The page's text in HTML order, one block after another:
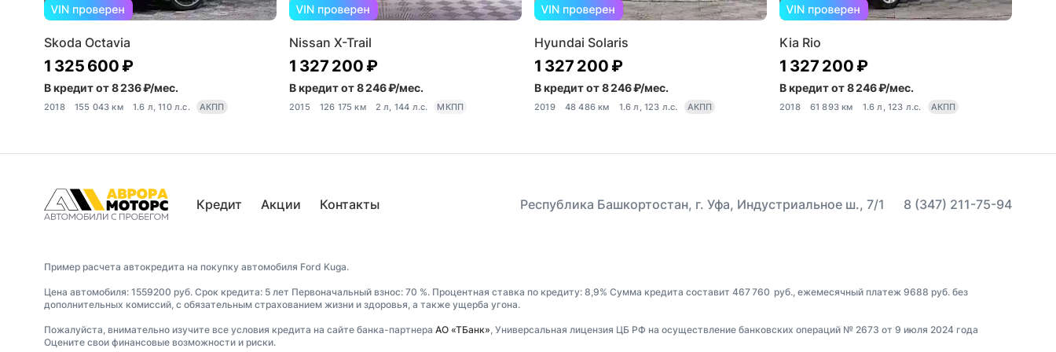
Skoda Octavia
1 325 600 ₽
В кредит от 8 236 ₽/мес.
2018 155 043 км 1.6 л, 110 л.с. АКПП
Nissan X-Trail
1 327 200 ₽
В кредит от 8 246 ₽/мес.
2015 126 175 км 2 л, 144 л.с. МКПП
Hyundai Solaris
1 327 200 ₽
В кредит от 8 246 ₽/мес.
2019 48 486 км 1.6 л, 123 л.с. АКПП
Kia Rio
1 327 200 ₽
В кредит от 8 246 ₽/мес.
2018 61 893 км 1.6 л, 123 л.с. АКПП
Кредит Акции Контакты Республика Башкортостан, г. Уфа, Индустриальное ш., 7/1 8 (347) 211-75-94
Пример расчета автокредита на покупку автомобиля Ford Kuga.
Цена автомобиля: 1559200 руб. Срок кредита: 5 лет Первоначальный взнос: 70 %. Процентная ставка по кредиту: 8,9% Сумма кредита составит 467 760 руб., ежемесячный платеж 9688 руб. без
дополнительных комиссий, с обязательным страхованием жизни и здоровья, а также ущерба угона.
Пожалуйста, внимательно изучите все условия кредита на сайте банка-партнера АО «ТБанк» , Универсальная лицензия ЦБ РФ на осуществление банковских операций № 2673 от 9 июля 2024 года
Оцените свои финансовые возможности и риски.